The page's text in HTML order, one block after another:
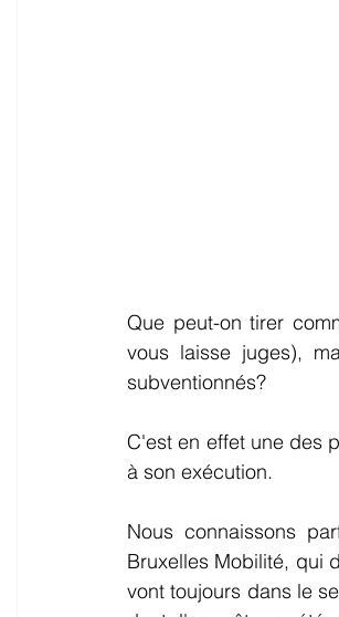
Que peut-on tirer
vous laisse juges),
subventionnés?
C'est en effet une des
à son exécution.
Nous connaissons
Bruxelles Mobilité, qui
vont toujours dans le